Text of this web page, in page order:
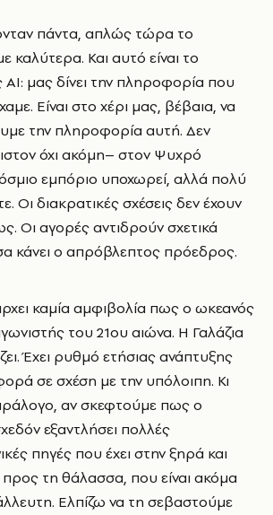
πάντα, απλώς τώρα το
καλύτερα. Και αυτό είναι το
AI: μας δίνει την πληροφορία που
Είναι στο χέρι μας, βέβαια, να
την πληροφορία αυτή. Δεν
όχι ακόμη– στον Ψυχρό
εμπόριο υποχωρεί, αλλά πολύ
Οι διακρατικές σχέσεις δεν έχουν
Οι αγορές αντιδρούν σχετικά
κάνει ο απρόβλεπτος πρόεδρος.
καμία αμφιβολία πως ο ωκεανός
του 21ου αιώνα. Η Γαλάζια
Έχει ρυθμό ετήσιας ανάπτυξης
σε σχέση με την υπόλοιπη. Κι
αν σκεφτούμε πως ο
εξαντλήσει πολλές
πηγές που έχει στην ξηρά και
τη θάλασσα, που είναι ακόμα
Ελπίζω να τη σεβαστούμε